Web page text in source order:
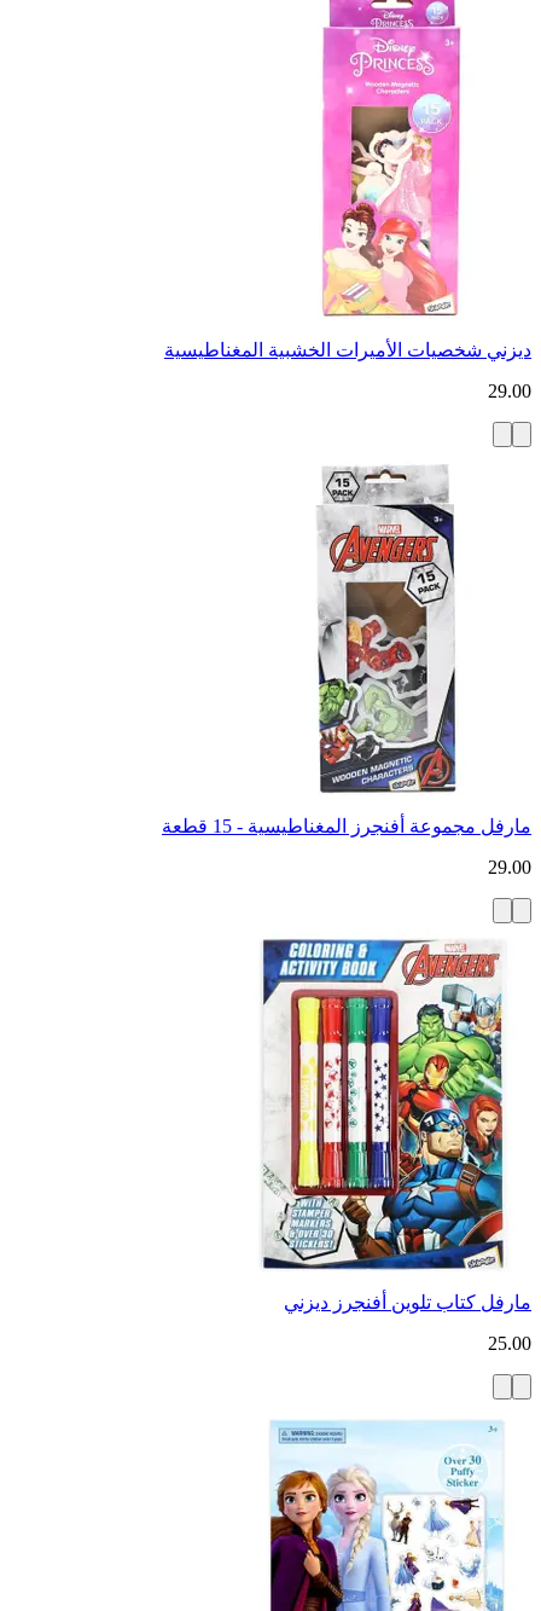
ديزني شخصيات الأميرات الخشبية المغناطيسية
29.00
مارفل مجموعة أفنجرز المغناطيسية - 15 قطعة
29.00
مارفل كتاب تلوين أفنجرز ديزني
25.00